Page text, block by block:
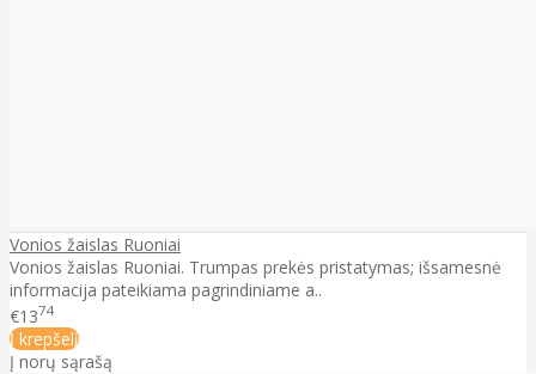
Vonios žaislas Ruoniai
Vonios žaislas Ruoniai. Trumpas prekės pristatymas; išsamesnė
informacija pateikiama pagrindiniame a..
€1374
Į krepšelį
Į norų sąrašą